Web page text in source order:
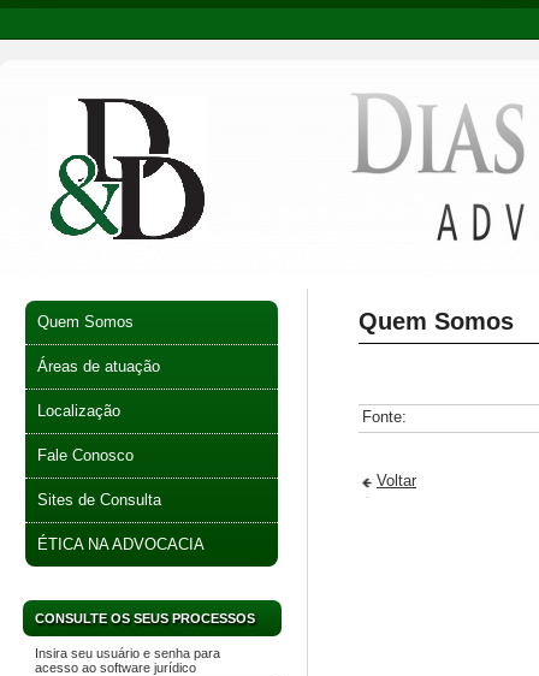
Quem Somos
Áreas de atuação
Localização
Fale Conosco
Sites de Consulta
ÉTICA NA ADVOCACIA
CONSULTE OS SEUS PROCESSOS
Insira seu usuário e senha para
acesso ao software jurídico
Quem Somos
Fonte:
Voltar